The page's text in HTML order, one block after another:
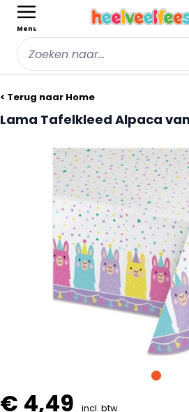
Menu
< Terug naar Home
Lama Tafelkleed Alpaca
€ 4,49 incl. btw